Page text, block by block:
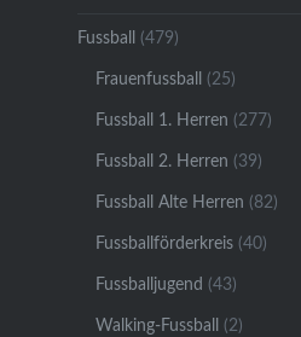
Fussball (479)
Frauenfussball (25)
Fussball 1. Herren (277)
Fussball 2. Herren (39)
Fussball Alte Herren (82)
Fussballförderkreis(40)
Fussballjugend (43)
Walking-Fussball (2)